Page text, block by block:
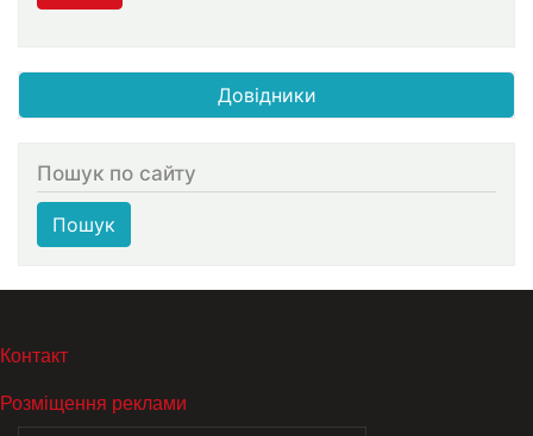
Довідники
Пошук по сайту
Пошук
МЕНЮ В ПОДВАЛЕ
Контакт
Розміщення реклами